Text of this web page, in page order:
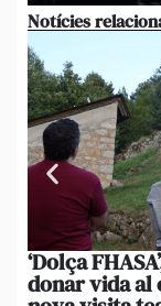
Notícies
‘Dolça
donar vida